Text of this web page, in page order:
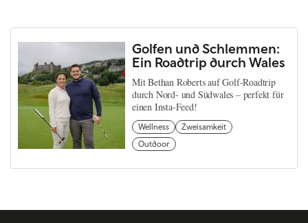
Golfen und Schlemmen:
Ein Roadtrip durch Wales
Mit Bethan Roberts auf Golf-Roadtrip
durch Nord- und Südwales – perfekt für
einen Insta-Feed!
Wellness
Zweisamkeit
Outdoor